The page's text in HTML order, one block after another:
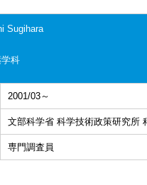
Sugihara
科
2001/03～
文部科学省 科学技術政策研究所
専門調査員